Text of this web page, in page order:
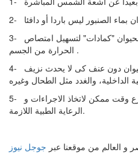
3- وضع فوطة مبللة على جسم الحيوان "كمادات" لتسهيل امتصاص
الحرارة من الجسم .
4- الحفاظ على التعامل الهادئ مع الحيوان دون عنف كى لا يحدث نزيف
5- أخذه لأقرب طبيب بيطرى باسرع وقت ممكن لاتخاذ الاجراءات و
الرعاية الطبية اللازمة.
و العالم من موقعنا عبر جوجل نيوز